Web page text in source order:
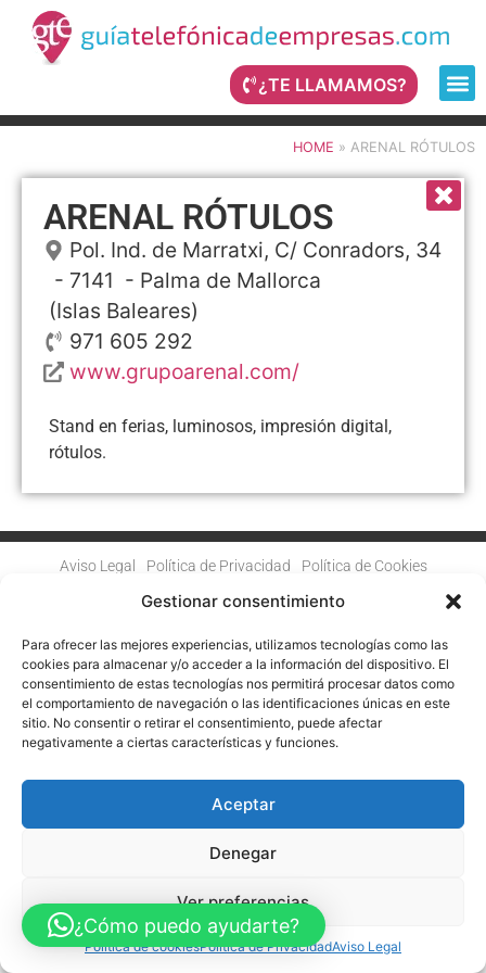
Gestionar consentimiento
Para ofrecer las mejores experiencias, utilizamos tecnologías como las
cookies para almacenar y/o acceder a la información del dispositivo. El
consentimiento de estas tecnologías nos permitirá procesar datos como
el comportamiento de navegación o las identificaciones únicas en este
sitio. No consentir o retirar el consentimiento, puede afectar
negativamente a ciertas características y funciones.
Aceptar
Denegar
Ver preferencias
Política de cookiesPolítica de PrivacidadAviso Legal
¿TE LLAMAMOS?
HOME » ARENAL RÓTULOS
ARENAL RÓTULOS
Pol. Ind. de Marratxi, C/ Conradors, 34
- 7141 - Palma de Mallorca
(Islas Baleares)
971 605 292
www.grupoarenal.com/
Stand en ferias, luminosos, impresión digital,
rótulos.
Aviso Legal Política de Privacidad
Política de Cookies
Accesibilidad Mapa web
MECANISMO DE RECUPERACIÓN Y RESILENCIA
© Guia Telefónica de Empresas – Todos los derechos reservados.
¿Cómo puedo ayudarte?